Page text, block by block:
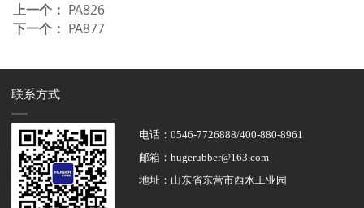
上一个： PA826
下一个： PA877
联系方式
电话：0546-7726888/400-880-8961
邮箱：hugerubber@163.com
地址：山东省东营市西水工业园